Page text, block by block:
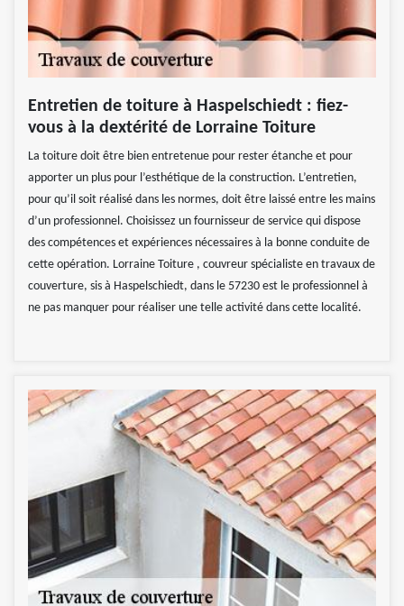
Entretien de toiture à Haspelschiedt : fiez-
vous à la dextérité de Lorraine Toiture
La toiture doit être bien entretenue pour rester étanche et pour
apporter un plus pour l’esthétique de la construction. L’entretien,
pour qu’il soit réalisé dans les normes, doit être laissé entre les mains
d’un professionnel. Choisissez un fournisseur de service qui dispose
des compétences et expériences nécessaires à la bonne conduite de
cette opération. Lorraine Toiture , couvreur spécialiste en travaux de
couverture, sis à Haspelschiedt, dans le 57230 est le professionnel à
ne pas manquer pour réaliser une telle activité dans cette localité.